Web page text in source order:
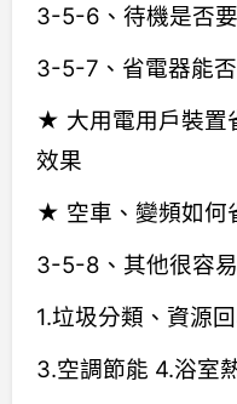
3-5-6、待機是否
3-5-7、省電器能否
★ 大用電用戶裝置
效果
★ 空車、變頻如何
3-5-8、其他很容
1.垃圾分類、資源
3.空調節能 4.浴室